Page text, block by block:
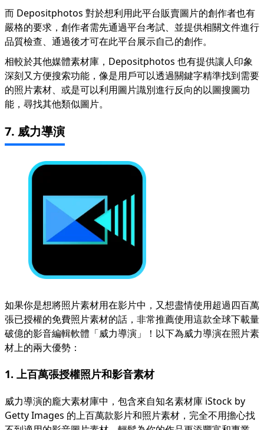
而 Depositphotos 對於想利用此平台販賣圖片的創作者也有
嚴格的要求，創作者需先通過平台考試、並提供相關文件進行
品質檢查、通過後才可在此平台展示自己的創作。
相較於其他媒體素材庫，Depositphotos 也有提供讓人印象
深刻又方便搜索功能，像是用戶可以透過關鍵字精準找到需要
的照片素材、或是可以利用圖片識別進行反向的以圖搜圖功
能，尋找其他類似圖片。
7. 威力導演
如果你是想將照片素材用在影片中，又想盡情使用超過四百萬
張已授權的免費照片素材的話，非常推薦使用這款全球下載量
破億的影音編輯軟體「威力導演 」！以下為威力導演在照片素
材上的兩大優勢：
1. 上百萬張授權照片和影音素材
威力導演的龐大素材庫中，包含來自知名素材庫 iStock by
Getty Images 的上百萬款影片和照片素材，完全不用擔心找